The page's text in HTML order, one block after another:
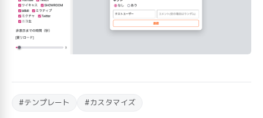
#テンプレート #カスタマイズ